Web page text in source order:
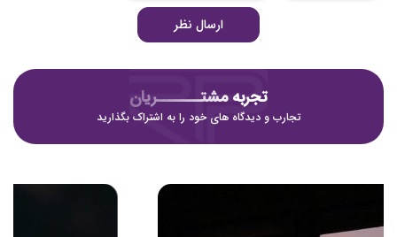
ارسال نظر
تجربه مشتـــــــریان
تجارب و دیدگاه های خود را به اشتراک بگذارید